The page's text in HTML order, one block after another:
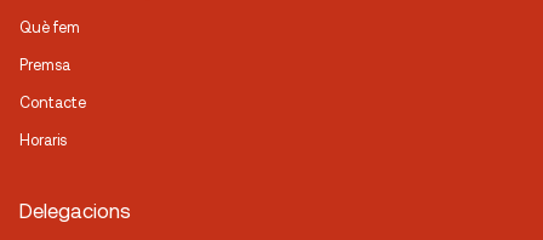
Què fem
Premsa
Contacte
Horaris
Delegacions